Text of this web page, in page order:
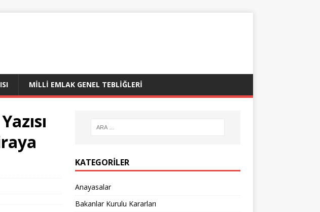
MILLI EMLAK GENEL TEBLIĞLERI
KATEGORILER
Anayasalar
Bakanlar Kurulu Kararları